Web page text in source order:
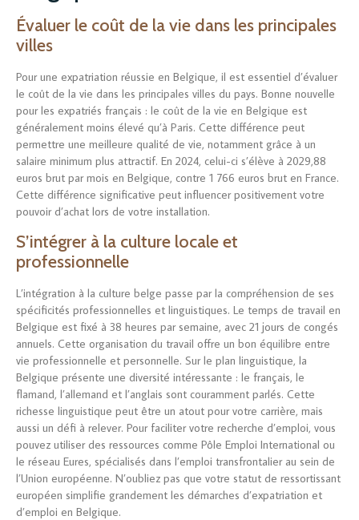
Évaluer le coût de la vie dans les principales
villes
Pour une expatriation réussie en Belgique, il est essentiel d’évaluer
le coût de la vie dans les principales villes du pays. Bonne nouvelle
pour les expatriés français : le coût de la vie en Belgique est
généralement moins élevé qu’à Paris. Cette différence peut
permettre une meilleure qualité de vie, notamment grâce à un
salaire minimum plus attractif. En 2024, celui-ci s’élève à 2029,88
euros brut par mois en Belgique, contre 1 766 euros brut en France.
Cette différence significative peut influencer positivement votre
pouvoir d’achat lors de votre installation.
S’intégrer à la culture locale et
professionnelle
L’intégration à la culture belge passe par la compréhension de ses
spécificités professionnelles et linguistiques. Le temps de travail en
Belgique est fixé à 38 heures par semaine, avec 21 jours de congés
annuels. Cette organisation du travail offre un bon équilibre entre
vie professionnelle et personnelle. Sur le plan linguistique, la
Belgique présente une diversité intéressante : le français, le
flamand, l’allemand et l’anglais sont couramment parlés. Cette
richesse linguistique peut être un atout pour votre carrière, mais
aussi un défi à relever. Pour faciliter votre recherche d’emploi, vous
pouvez utiliser des ressources comme Pôle Emploi International ou
le réseau Eures, spécialisés dans l’emploi transfrontalier au sein de
l’Union européenne. N’oubliez pas que votre statut de ressortissant
européen simplifie grandement les démarches d’expatriation et
d’emploi en Belgique.